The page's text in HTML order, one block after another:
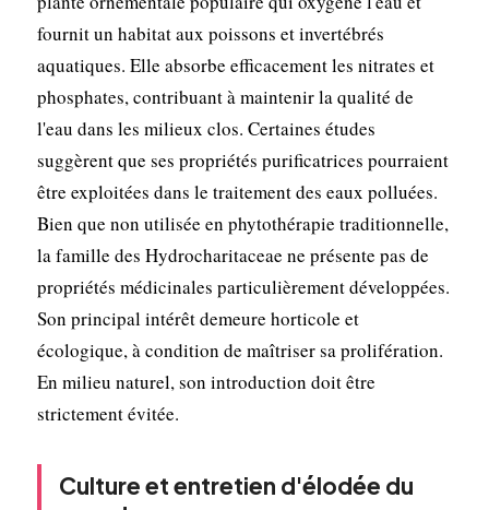
fournit un habitat aux poissons et invertébrés
aquatiques. Elle absorbe efficacement les nitrates et
phosphates, contribuant à maintenir la qualité de
l'eau dans les milieux clos. Certaines études
suggèrent que ses propriétés purificatrices pourraient
être exploitées dans le traitement des eaux polluées.
Bien que non utilisée en phytothérapie traditionnelle,
la famille des Hydrocharitaceae ne présente pas de
propriétés médicinales particulièrement développées.
Son principal intérêt demeure horticole et
écologique, à condition de maîtriser sa prolifération.
En milieu naturel, son introduction doit être
strictement évitée.
Culture et entretien d'élodée du